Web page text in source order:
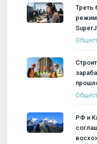
Треть
режим
РФ и